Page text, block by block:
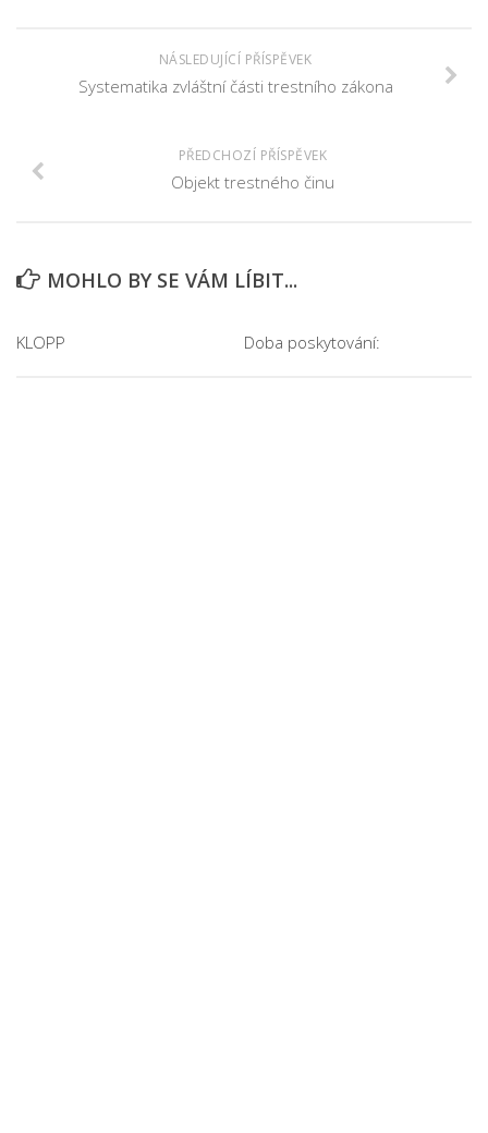
NÁSLEDUJÍCÍ PŘÍSPĚVEK
Systematika zvláštní části trestního zákona
PŘEDCHOZÍ PŘÍSPĚVEK
Objekt trestného činu
MOHLO BY SE VÁM LÍBIT...
KLOPP Doba poskytování: